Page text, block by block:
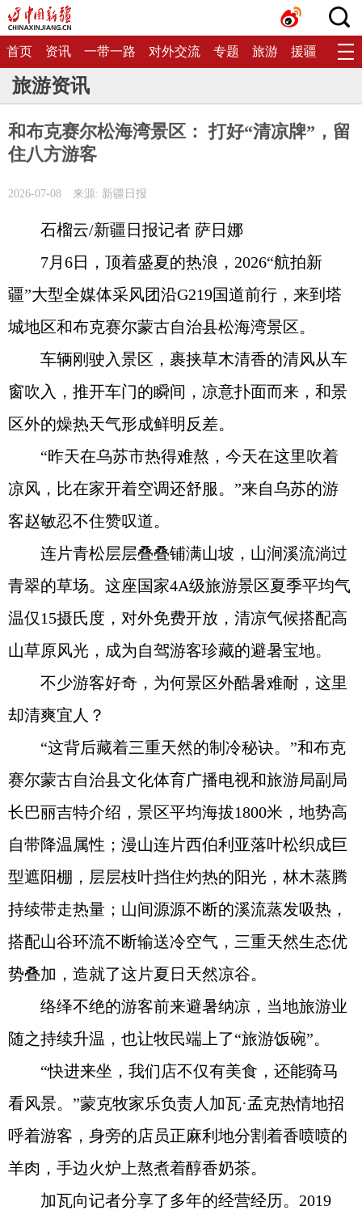
首页 资讯 一带一路 对外交流 专题 旅游 援疆 生态
旅游资讯
和布克赛尔松海湾景区： 打好“清凉牌”，留
住八方游客
2026-07-08 来源: 新疆日报
石榴云/新疆日报记者 萨日娜
7月6日，顶着盛夏的热浪，2026“航拍新
疆”大型全媒体采风团沿G219国道前行，来到塔
城地区和布克赛尔蒙古自治县松海湾景区。
车辆刚驶入景区，裹挟草木清香的清风从车
窗吹入，推开车门的瞬间，凉意扑面而来，和景
区外的燥热天气形成鲜明反差。
“昨天在乌苏市热得难熬，今天在这里吹着
凉风，比在家开着空调还舒服。”来自乌苏的游
客赵敏忍不住赞叹道。
连片青松层层叠叠铺满山坡，山涧溪流淌过
青翠的草场。这座国家4A级旅游景区夏季平均气
温仅15摄氏度，对外免费开放，清凉气候搭配高
山草原风光，成为自驾游客珍藏的避暑宝地。
不少游客好奇，为何景区外酷暑难耐，这里
却清爽宜人？
“这背后藏着三重天然的制冷秘诀。”和布克
赛尔蒙古自治县文化体育广播电视和旅游局副局
长巴丽吉特介绍，景区平均海拔1800米，地势高
自带降温属性；漫山连片西伯利亚落叶松织成巨
型遮阳棚，层层枝叶挡住灼热的阳光，林木蒸腾
持续带走热量；山间源源不断的溪流蒸发吸热，
搭配山谷环流不断输送冷空气，三重天然生态优
势叠加，造就了这片夏日天然凉谷。
络绎不绝的游客前来避暑纳凉，当地旅游业
随之持续升温，也让牧民端上了“旅游饭碗”。
“快进来坐，我们店不仅有美食，还能骑马
看风景。”蒙克牧家乐负责人加瓦·孟克热情地招
呼着游客，身旁的店员正麻利地分割着香喷喷的
羊肉，手边火炉上熬煮着醇香奶茶。
加瓦向记者分享了多年的经营经历。2019